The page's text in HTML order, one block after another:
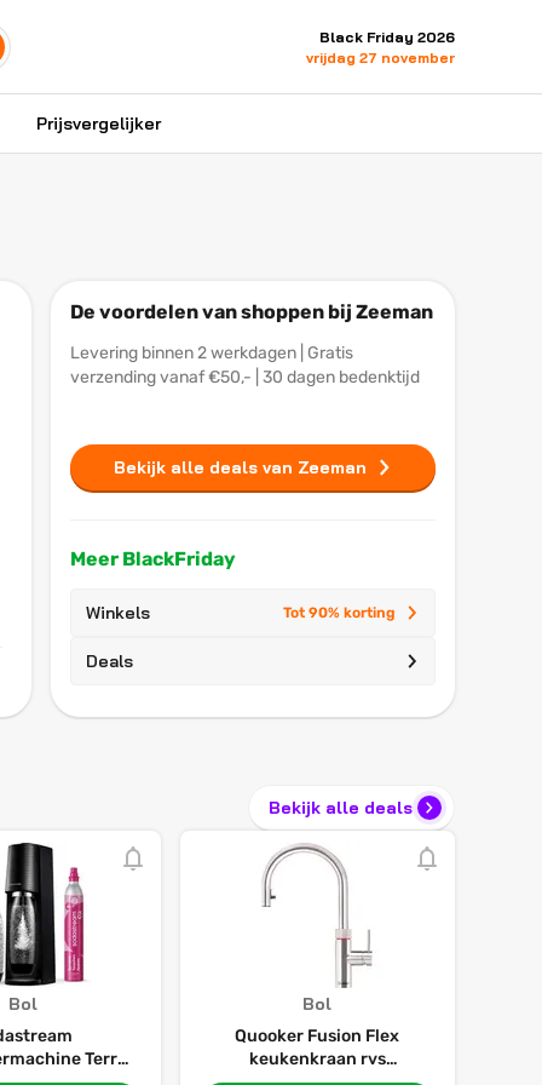
Black Friday 2026
vrijdag 27 november
Prijsvergelijker
De voordelen van shoppen bij Zeeman
Levering binnen 2 werkdagen | Gratis
verzending vanaf €50,- | 30 dagen bedenktijd
Bekijk alle deals van Zeeman
Meer BlackFriday
Winkels Tot 90% korting
Deals
Bekijk alle deals
Bol
Terra
Bol
Quooker Fusion Flex
keukenkraan rvs